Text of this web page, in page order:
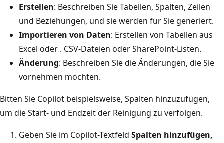
Erstellen: Beschreiben Sie Tabellen, Spalten, Zeilen
und Beziehungen, und sie werden für Sie generiert.
Importieren von Daten: Erstellen von Tabellen aus
Excel oder . CSV-Dateien oder SharePoint-Listen.
Änderung: Beschreiben Sie die Änderungen, die Sie
vornehmen möchten.
Bitten Sie Copilot beispielsweise, Spalten hinzuzufügen,
um die Start- und Endzeit der Reinigung zu verfolgen.
Geben Sie im Copilot-Textfeld Spalten hinzufügen,